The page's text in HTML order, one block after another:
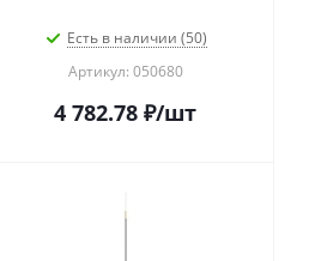
Есть в наличии (50)
Артикул: 050680
4 782.78 ₽/шт